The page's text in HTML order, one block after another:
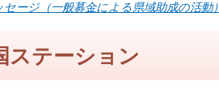
ージ（一般募金による県域助成の活動）
ステーション